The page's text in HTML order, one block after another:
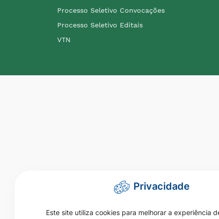
Processo Seletivo Convocações
Processo Seletivo Editais
VTN
Privacidade
Este site utiliza cookies para melhorar a experiência